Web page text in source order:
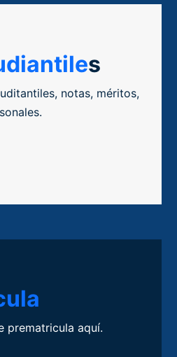
s
notas, méritos,
prematricula aquí.